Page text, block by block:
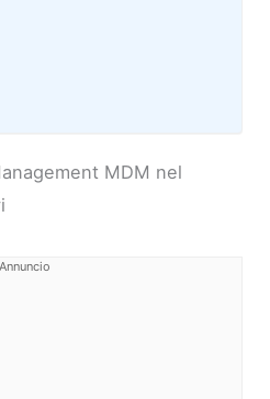
MDM nel
Annuncio